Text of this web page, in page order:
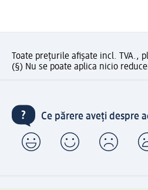
Toate prețurile afișate incl. TVA.,
(§) Nu se poate aplica nicio
Ce părere aveți despre